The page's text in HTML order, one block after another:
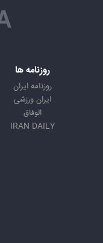
روزنامه ها
روزنامه ایران
ایران ورزشی
الوفاق
IRAN DAILY